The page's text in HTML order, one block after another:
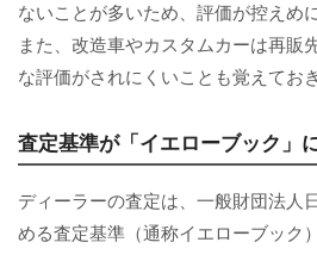
ないことが多いため、評価が控えめ
また、改造車やカスタムカーは再販
な評価がされにくいことも覚えてお
査定基準が「イエローブック」
ディーラーの査定は、一般財団法人
める査定基準（通称イエローブック